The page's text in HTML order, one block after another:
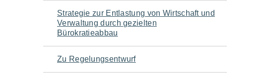
Navigation
für
den
Strategie zur Entlastung von Wirtschaft und
Verwaltung durch gezielten
Bürokratieabbau
Zu Regelungsentwurf